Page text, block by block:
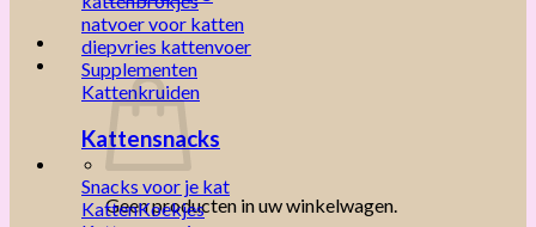
Geen producten in uw winkelwagen.
natvoer voor katten
diepvries kattenvoer
Supplementen
Kattenkruiden
Kattensnacks
Snacks voor je kat
KattenKoekjes